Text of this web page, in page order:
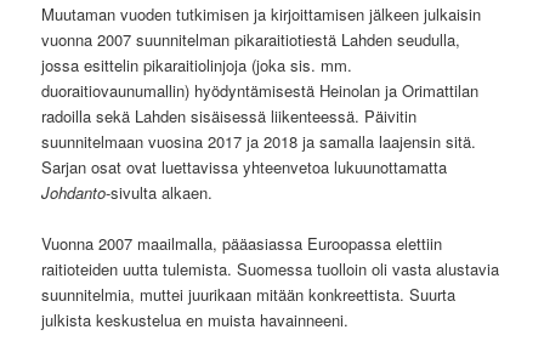
Muutaman vuoden tutkimisen ja kirjoittamisen jälkeen julkaisin
vuonna 2007 suunnitelman pikaraitiotiestä Lahden seudulla,
jossa esittelin pikaraitiolinjoja (joka sis. mm.
duoraitiovaunumallin) hyödyntämisestä Heinolan ja Orimattilan
radoilla sekä Lahden sisäisessä liikenteessä. Päivitin
suunnitelmaan vuosina 2017 ja 2018 ja samalla laajensin sitä.
Sarjan osat ovat luettavissa yhteenvetoa lukuunottamatta
Johdanto-sivulta alkaen.
Vuonna 2007 maailmalla, pääasiassa Euroopassa elettiin
raitioteiden uutta tulemista. Suomessa tuolloin oli vasta alustavia
suunnitelmia, muttei juurikaan mitään konkreettista. Suurta
julkista keskustelua en muista havainneeni.